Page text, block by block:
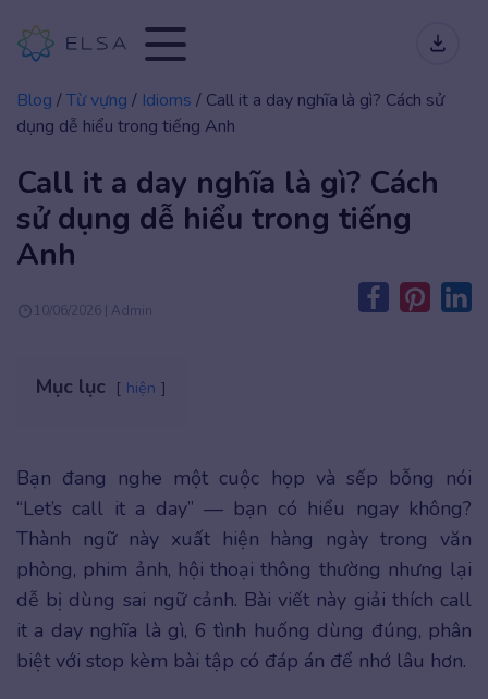
Blog /Từ vựng / Idioms / Call it a day nghĩa là gì? Cách sử
dụng dễ hiểu trong tiếng Anh
Call it a day nghĩa là gì? Cách
sử dụng dễ hiểu trong tiếng
Anh
10/06/2026 | Admin
Mục lục hiện
Bạn đang nghe một cuộc họp và sếp bỗng nói
“Let’s call it a day” — bạn có hiểu ngay không?
Thành ngữ này xuất hiện hàng ngày trong văn
phòng, phim ảnh, hội thoại thông thường nhưng lại
dễ bị dùng sai ngữ cảnh. Bài viết này giải thích call
it a day nghĩa là gì, 6 tình huống dùng đúng, phân
biệt với stop kèm bài tập có đáp án để nhớ lâu hơn.